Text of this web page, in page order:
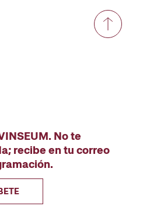
No te
recibe en tu correo